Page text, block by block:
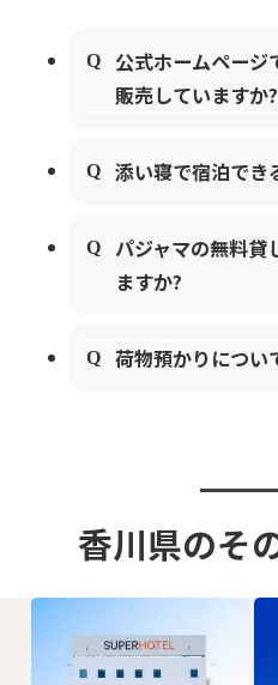
公式ホームページ
販売していますか?
添い寝で宿泊でき
パジャマの無料貸
ますか?
荷物預かりについ
香川県のそ